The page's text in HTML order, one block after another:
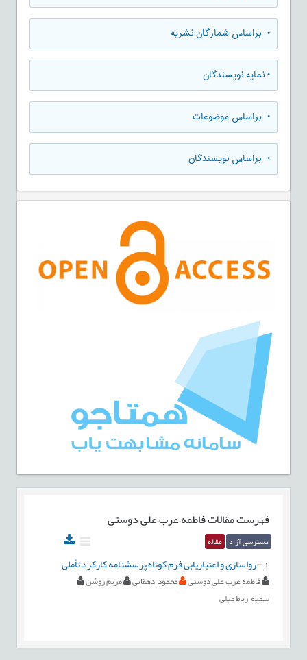
• براساس شمارگان نشریه
•نمایه نویسندگان
• براساس موضوعات
• براساس نویسندگان
فهرست مقالاتفاطمه عرب علی دوستی
دسترسی آزاد مقاله
-رواسازی و اعتباریابی فرم کوتاه پرسشنامه کارکرد تأملی
فاطمه عرب علی دوستی محمود دهقانی
مریم روشن
سمیه رباط میلی